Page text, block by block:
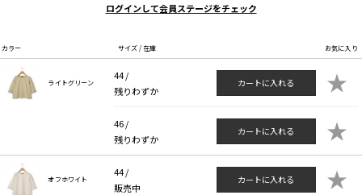
ログインして会員ステージをチェック
カラー サイズ / 在庫 お気に入り
ライトグリーン
44 /
残りわずか
カートに入れる ★
46 /
残りわずか
カートに入れる ★
オフホワイト
44 /
販売中
カートに入れる ★